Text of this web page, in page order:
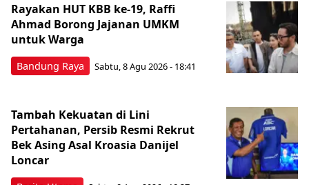
Bandung Raya
Rayakan HUT KBB ke-19, Raffi
Ahmad Borong Jajanan UMKM
untuk Warga
Sabtu, 8 Agu 2026 - 18:41
Tambah Kekuatan di Lini
Pertahanan, Persib Resmi Rekrut
Bek Asing Asal Kroasia Danijel
Loncar